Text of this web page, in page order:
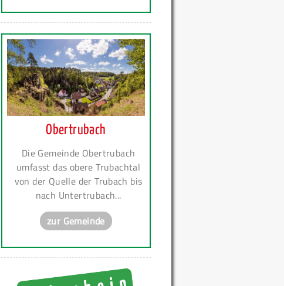
Obertrubach
Die Gemeinde Obertrubach
umfasst das obere Trubachtal
von der Quelle der Trubach bis
nach Untertrubach...
zur Gemeinde